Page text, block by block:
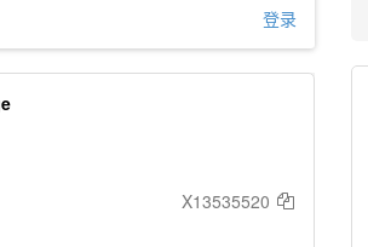
登录